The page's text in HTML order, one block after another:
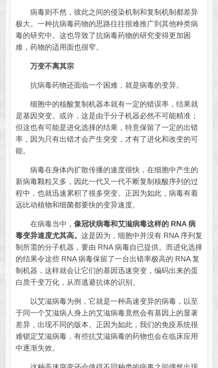
病毒则不然，彼此之间的侵染机制和复制机制都差异
极大。一种抗病毒药物的思路往往很难推广到其他种类病
毒的研究中。这也导致了抗病毒药物的研究变得更加困
难，药物的适用面也很窄。
万变不离其宗
抗病毒药物还面临一个困难，就是病毒的变异。
细胞中的核酸复制机器本就有一定的错误率，结果就
是基因突变。或许，这是由于分子机器必然不可能精准；
但这也有可能是进化选择的结果，特意保留了一定的出错
率，因为只有出错才会产生突变，才有了进化和改变的可
能。
病毒在身体内扩散传播的速度很快，在细胞中产生的
新病毒颗粒又多，因此一代又一代不断复制核酸序列的过
程中，也就迅速累积了很多突变。正因为如此，病毒有着
远比动植物和细菌都要快的变异速度。
在病毒当中， 像冠状病毒和艾滋病毒这样的 RNA 病
毒变异速度尤其高。 这是因为，细胞中并没有 RNA 序列复
制所需的分子机器，要由 RNA 病毒自已提供。而进化选择
的结果令这些 RNA 病毒保留了一台出错率极高的 RNA 复
制机器，这样就会让它们的基因迅速突变，编码出来的蛋
白质千变万化，从而逃避抗体的识别。
以艾滋病毒为例，它就是一种高速变异的病毒，以至
于同一个艾滋病人身上的艾滋病毒竟然会有基因上的显著
差异，出现不同的版本。正因为如此，我们的免疫系统很
难锁定艾滋病毒，有些抗艾滋病毒的药物也会在临床应用
中逐渐失效。